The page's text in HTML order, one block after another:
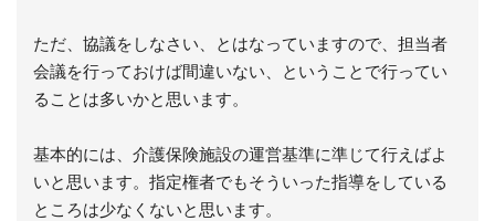
ただ、協議をしなさい、とはなっていますので、担当者
会議を行っておけば間違いない、ということで行ってい
ることは多いかと思います。
基本的には、介護保険施設の運営基準に準じて行えばよ
いと思います。指定権者でもそういった指導をしている
ところは少なくないと思います。